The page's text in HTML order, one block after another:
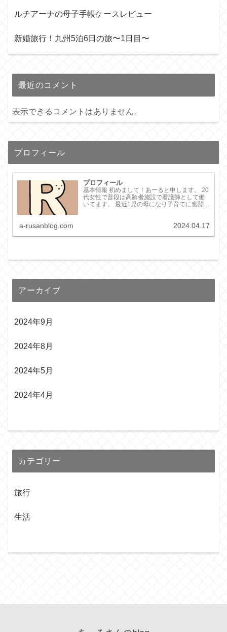
ルチアーナの母子手帳ケースレビュー
新婚旅行！九州5泊6日の旅〜1日目〜
最近のコメント
表示できるコメントはありません。
プロフィール
プロフィール
基本情報 初めまして！あーると申します。 20
代女性で普段は高齢者施設で看護師として働
いてます。 最近1児の母になり子育てに奮闘し
a-rusanblog.com 2024.04.17
アーカイブ
2024年9月
2024年8月
2024年5月
2024年4月
カテゴリー
旅行
生活